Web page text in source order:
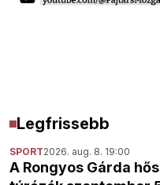
Legfrissebb
SPORT2026. aug. 8. 19:00
A Rongyos Gárda